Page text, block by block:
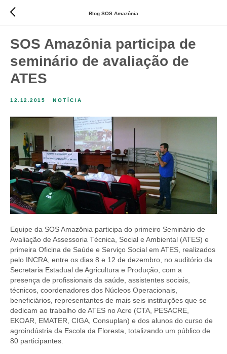
Blog SOS Amazônia
SOS Amazônia participa de
seminário de avaliação de
ATES
12.12.2015 NOTÍCIA
Equipe da SOS Amazônia participa do primeiro Seminário de
Avaliação de Assessoria Técnica, Social e Ambiental (ATES) e
primeira Oficina de Saúde e Serviço Social em ATES, realizados
pelo INCRA, entre os dias 8 e 12 de dezembro, no auditório da
Secretaria Estadual de Agricultura e Produção, com a
presença de profissionais da saúde, assistentes sociais,
técnicos, coordenadores dos Núcleos Operacionais,
beneficiários, representantes de mais seis instituições que se
dedicam ao trabalho de ATES no Acre (CTA, PESACRE,
EKOAR, EMATER, CIGA, Consuplan) e dos alunos do curso de
agroindústria da Escola da Floresta, totalizando um público de
80 participantes.